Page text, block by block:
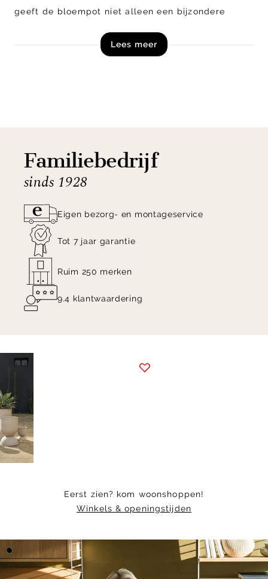
geeft de bloempot niet alleen een bijzondere
multifunctioneel. Je kunt de bloempot namelijk aan
Lees meer
Familiebedrijf
sinds 1928
Eigen bezorg- en montageservice
Tot 7 jaar garantie
Ruim 250 merken
9.4 klantwaardering
Item
of
7
Eerst zien? kom woonshoppen!
Winkels & openingstijden